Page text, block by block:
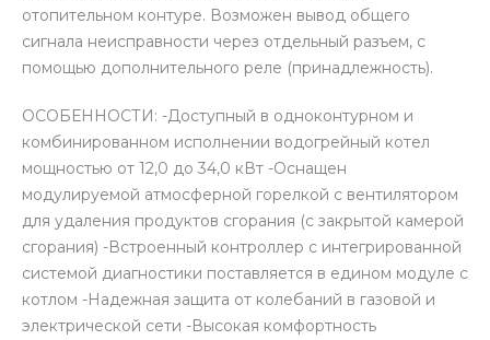
отопительном контуре. Возможен вывод общего
сигнала неисправности через отдельный разъем, с
помощью дополнительного реле (принадлежность).
ОСОБЕННОСТИ: -Доступный в одноконтурном и
комбинированном исполнении водогрейный котел
мощностью от 12,0 до 34,0 кВт -Оснащен
модулируемой атмосферной горелкой с вентилятором
для удаления продуктов сгорания (с закрытой камерой
сгорания) -Встроенный контроллер с интегрированной
системой диагностики поставляется в едином модуле с
котлом -Надежная защита от колебаний в газовой и
электрической сети -Высокая комфортность